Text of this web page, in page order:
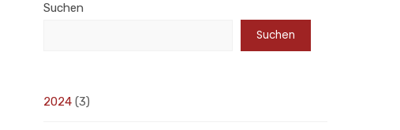
Suchen
Suchen
2024(3)